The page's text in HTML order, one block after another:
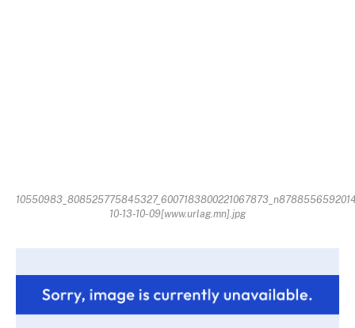
10-13-10-09[www.urlag.mn].jpg